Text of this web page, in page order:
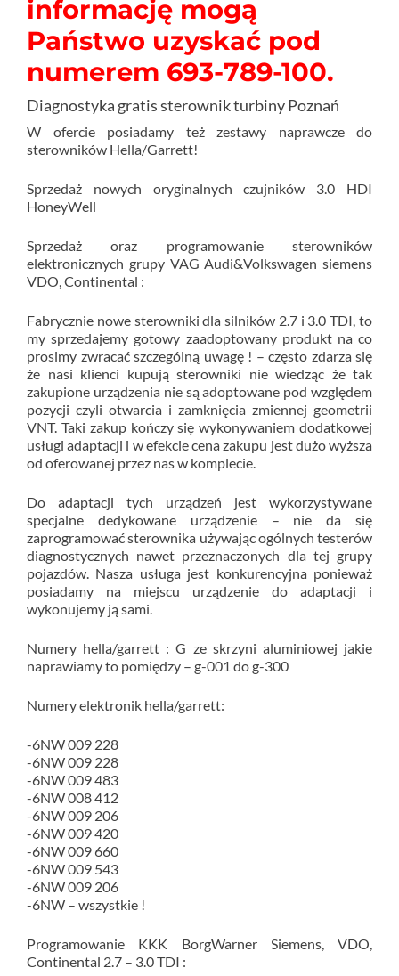
informację mogą
Państwo uzyskać pod
numerem 693-789-100.
Diagnostyka gratis sterownik turbiny Poznań
W ofercie posiadamy też zestawy naprawcze do
sterowników Hella/Garrett!
Sprzedaż nowych oryginalnych czujników 3.0 HDI
HoneyWell
Sprzedaż oraz programowanie sterowników
elektronicznych grupy VAG Audi&Volkswagen siemens
VDO, Continental :
Fabrycznie nowe sterowniki dla silników 2.7 i 3.0 TDI, to
my sprzedajemy gotowy zaadoptowany produkt na co
prosimy zwracać szczególną uwagę ! – często zdarza się
że nasi klienci kupują sterowniki nie wiedząc że tak
zakupione urządzenia nie są adoptowane pod względem
pozycji czyli otwarcia i zamknięcia zmiennej geometrii
VNT. Taki zakup kończy się wykonywaniem dodatkowej
usługi adaptacji i w efekcie cena zakupu jest dużo wyższa
od oferowanej przez nas w komplecie.
Do adaptacji tych urządzeń jest wykorzystywane
specjalne dedykowane urządzenie – nie da się
zaprogramować sterownika używając ogólnych testerów
diagnostycznych nawet przeznaczonych dla tej grupy
pojazdów. Nasza usługa jest konkurencyjna ponieważ
posiadamy na miejscu urządzenie do adaptacji i
wykonujemy ją sami.
Numery hella/garrett : G ze skrzyni aluminiowej jakie
naprawiamy to pomiędzy – g-001 do g-300
Numery elektronik hella/garrett:
-6NW 009 228
-6NW 009 228
-6NW 009 483
-6NW 008 412
-6NW 009 206
-6NW 009 420
-6NW 009 660
-6NW 009 543
-6NW 009 206
-6NW – wszystkie !
Programowanie KKK BorgWarner Siemens, VDO,
Continental 2.7 – 3.0 TDI :